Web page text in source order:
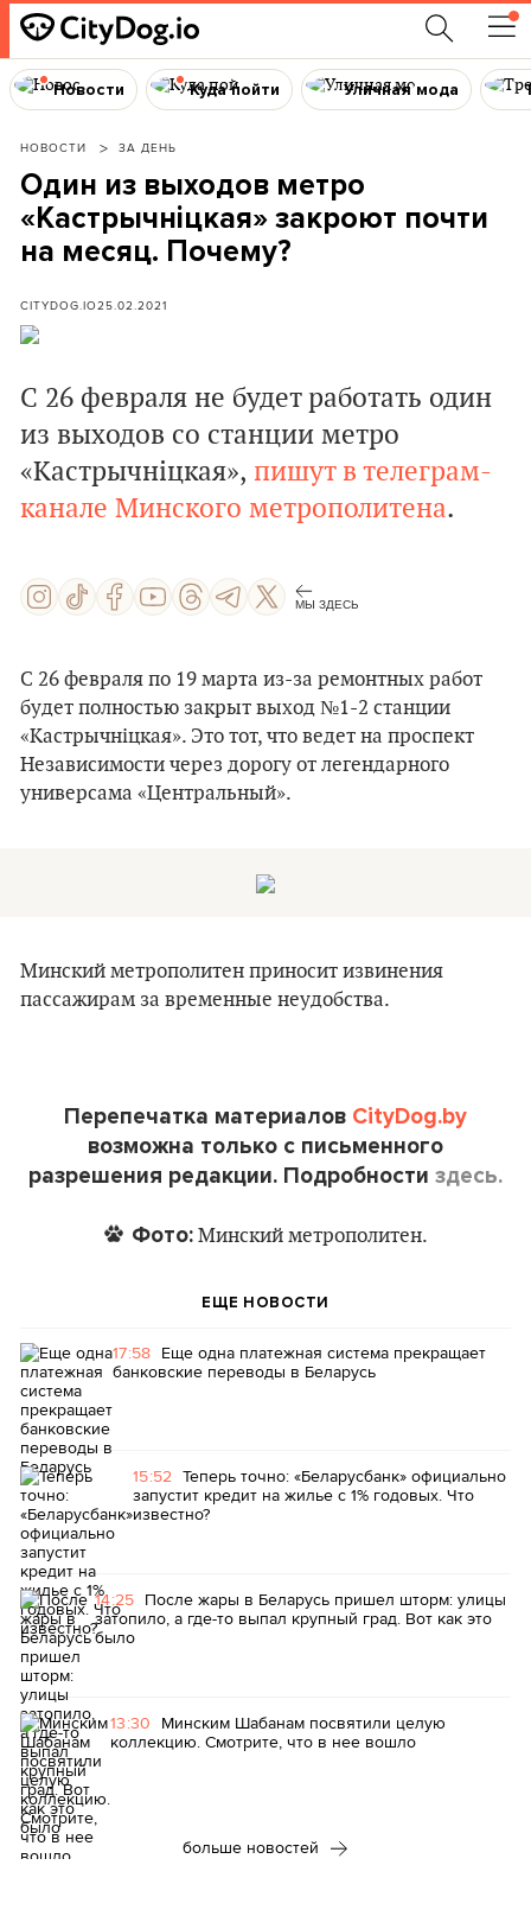
Новости Куда пойти Уличная мода
НОВОСТИ ЗА ДЕНЬ
Один из выходов метро
«Кастрычніцкая» закроют почти
на месяц. Почему?
CITYDOG.IO25.02.2021
С 26 февраля не будет работать один
из выходов со станции метро
«Кастрычніцкая», пишут в телеграм-
канале Минского метрополитена.
МЫ ЗДЕСЬ
С 26 февраля по 19 марта из-за ремонтных работ
будет полностью закрыт выход №1-2 станции
«Кастрычніцкая». Это тот, что ведет на проспект
Независимости через дорогу от легендарного
универсама «Центральный».
Минский метрополитен приносит извинения
пассажирам за временные неудобства.
Перепечатка материалов CityDog.by
возможна только с письменного
разрешения редакции. Подробности здесь.
Фото:Минский метрополитен.
ЕЩЕ НОВОСТИ
17:58 Еще одна платежная система прекращает
банковские переводы в Беларусь
15:52 Теперь точно: «Беларусбанк» официально
запустит кредит на жилье с 1% годовых. Что
известно?
14:25 После жары в Беларусь пришел шторм: улицы
затопило, а где-то выпал крупный град. Вот как это
было
13:30 Минским Шабанам посвятили целую
коллекцию. Смотрите, что в нее вошло
больше новостей